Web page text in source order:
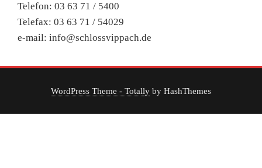
Telefon: 03 63 71 / 5400
Telefax: 03 63 71 / 54029
e-mail: info@schlossvippach.de
WordPress Theme - Totally by HashThemes